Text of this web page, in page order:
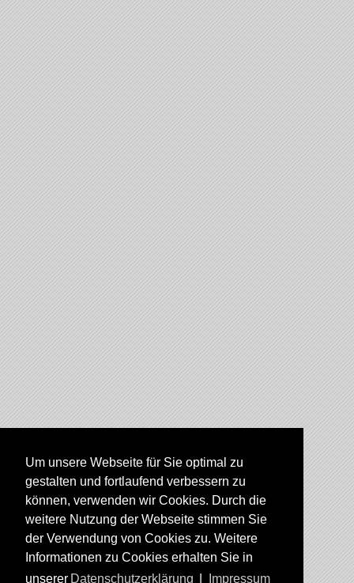
Um unsere Webseite für Sie optimal zu
gestalten und fortlaufend verbessern zu
können, verwenden wir Cookies. Durch die
weitere Nutzung der Webseite stimmen Sie
der Verwendung von Cookies zu. Weitere
Informationen zu Cookies erhalten Sie in
unserer Datenschutzerklärung Impressum